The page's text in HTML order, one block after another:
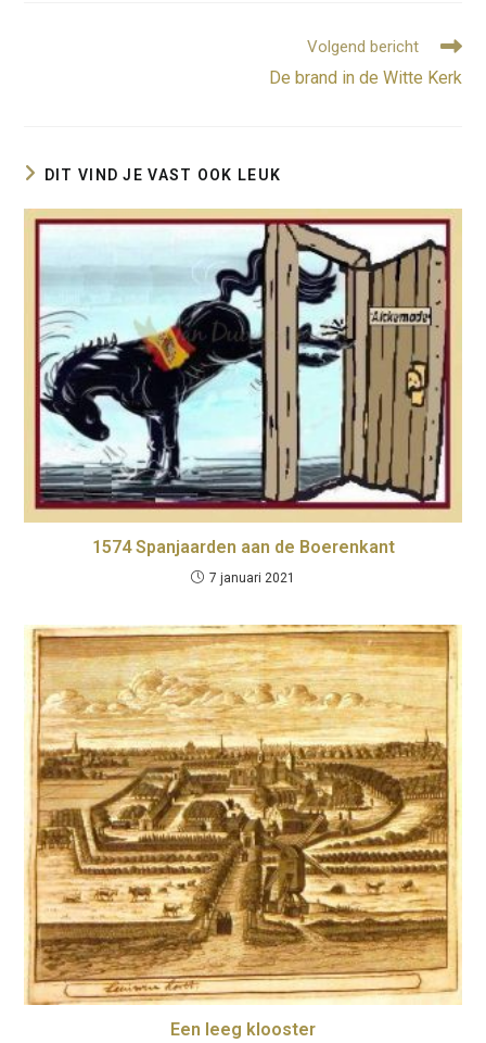
Volgend bericht
De brand in de Witte Kerk
DIT VIND JE VAST OOK LEUK
1574 Spanjaarden aan de Boerenkant
7 januari 2021
Een leeg klooster